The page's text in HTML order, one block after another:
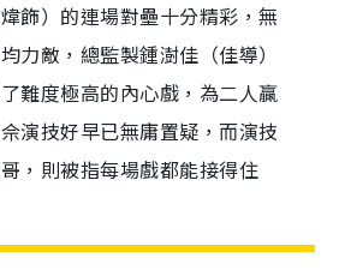
飾）的連場對壘十分精彩，無
力敵，總監製鍾澍佳（佳導）
難度極高的內心戲，為二人贏
演技好早已無庸置疑，而演技
，則被指每場戲都能接得住